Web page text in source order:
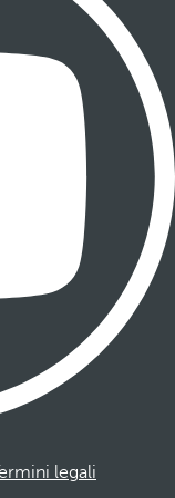
legali